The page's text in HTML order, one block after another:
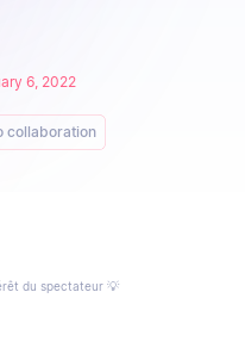
6, 2022
collaboration
du spectateur 💡